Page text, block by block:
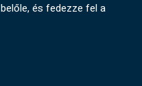
és fedezze fel a